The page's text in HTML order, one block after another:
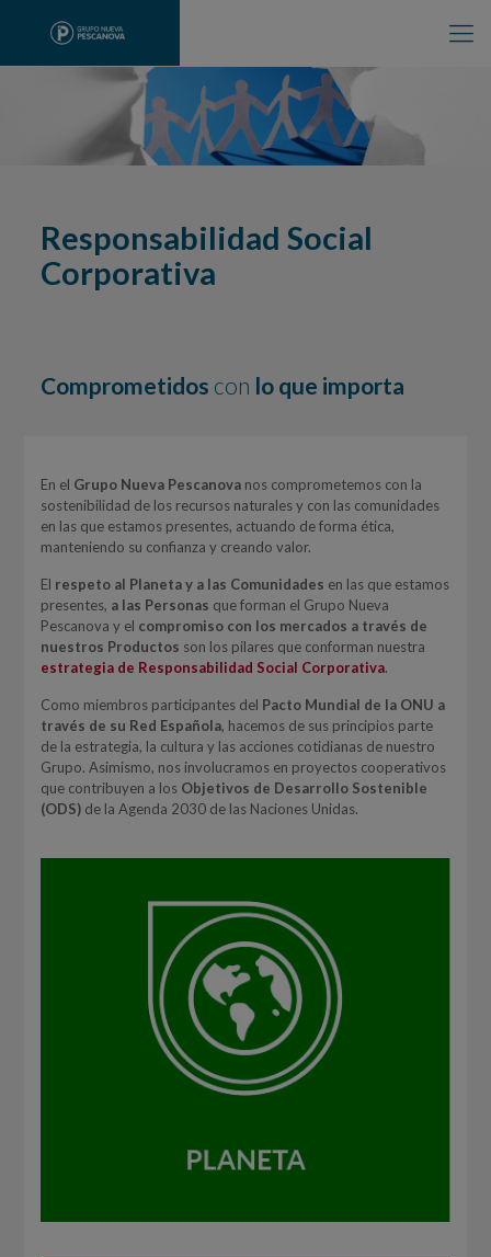
Responsabilidad Social
Corporativa
Comprometidos con lo que importa
En el Grupo Nueva Pescanovanos comprometemos con la
sostenibilidad de los recursos naturales y con las comunidades
en las que estamos presentes, actuando de forma ética,
manteniendo su confianza y creando valor.
El respeto al Planeta y a las Comunidades en las que estamos
presentes, a las Personas que forman el Grupo Nueva
Pescanova y el compromiso con los mercados a través de
nuestros Productos son los pilares que conforman nuestra
estrategia de Responsabilidad Social Corporativa.
Como miembros participantes del Pacto Mundial de la ONU a
través de su Red Española, hacemos de sus principios parte
de la estrategia, la cultura y las acciones cotidianas de nuestro
Grupo. Asimismo, nos involucramos en proyectos cooperativos
que contribuyen a los Objetivos de Desarrollo Sostenible
(ODS)de la Agenda 2030 de las Naciones Unidas.